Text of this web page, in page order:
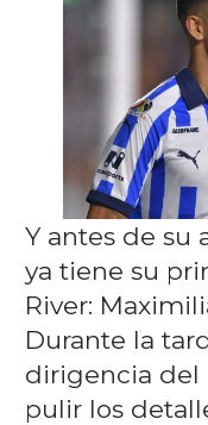
Y antes de su
ya tiene su
River:
Durante la
dirigencia del
pulir los